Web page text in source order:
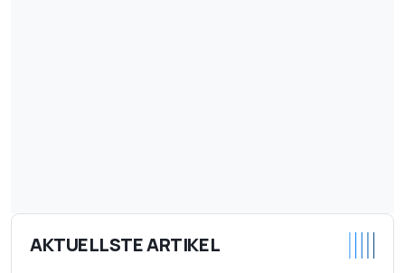
AKTUELLSTE ARTIKEL